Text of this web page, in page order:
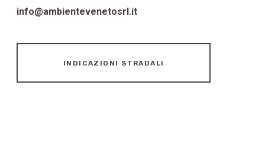
info@ambientevenetosrl.it
INDICAZIONI STRADALI